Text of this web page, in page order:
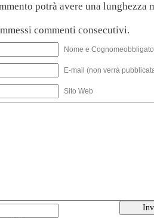
potrà avere una lunghezza
commenti consecutivi.
Nome e
E-mail (non verrà
Sito Web